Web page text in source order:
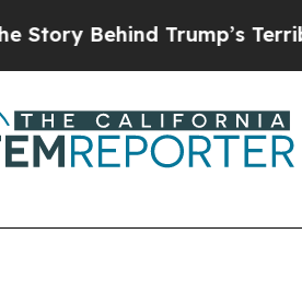
Trump’s Terrible Approval